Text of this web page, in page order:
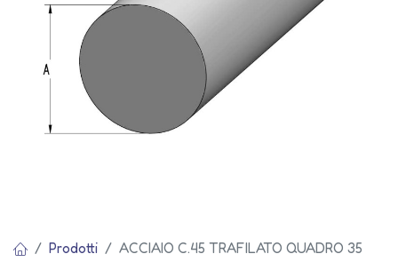
Prodotti ACCIAIO C.45 TRAFILATO QUADRO 35